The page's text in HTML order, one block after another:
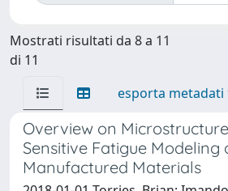
Mostrati risultati da 8 a 11
di 11
esporta metadati
Overview on
Sensitive Fatigue Modeling
Manufactured Materials